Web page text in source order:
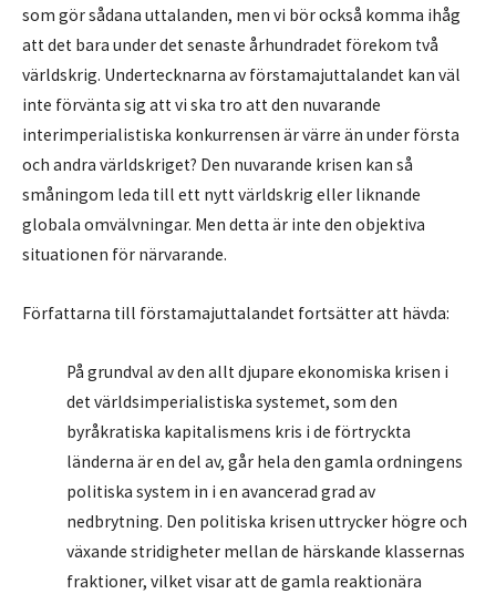
som gör sådana uttalanden, men vi bör också komma ihåg
att det bara under det senaste århundradet förekom två
världskrig. Undertecknarna av förstamajuttalandet kan väl
inte förvänta sig att vi ska tro att den nuvarande
interimperialistiska konkurrensen är värre än under första
och andra världskriget? Den nuvarande krisen kan så
småningom leda till ett nytt världskrig eller liknande
globala omvälvningar. Men detta är inte den objektiva
situationen för närvarande.
Författarna till förstamajuttalandet fortsätter att hävda:
På grundval av den allt djupare ekonomiska krisen i
det världsimperialistiska systemet, som den
byråkratiska kapitalismens kris i de förtryckta
länderna är en del av, går hela den gamla ordningens
politiska system in i en avancerad grad av
nedbrytning. Den politiska krisen uttrycker högre och
växande stridigheter mellan de härskande klassernas
fraktioner, vilket visar att de gamla reaktionära